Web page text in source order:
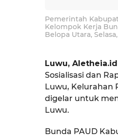
Pemerintah
Kelompok Kerja
Belopa Utara,
Luwu, Aletheia.id
Sosialisasi dan
Luwu, Kelurahan
digelar untuk
Luwu.
Bunda PAUD